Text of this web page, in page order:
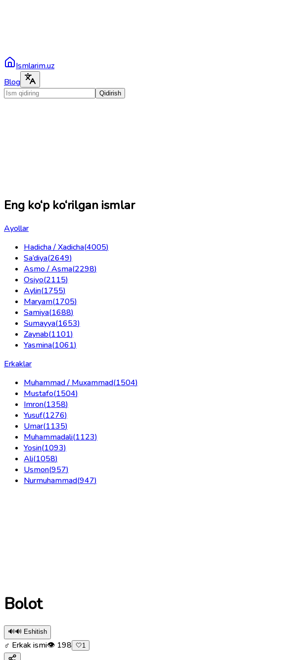
Ismlarim.uz
Blog
Qidirish
Eng ko‘p ko‘rilgan ismlar
Ayollar
Hadicha / Xadicha(4005)
Sa’diya(2649)
Asmo / Asma(2298)
Osiyo(2115)
Aylin(1755)
Maryam(1705)
Samiya(1688)
Sumayya(1653)
Zaynab(1101)
Yasmina(1061)
Erkaklar
Muhammad / Muxammad(1504)
Mustafo(1504)
Imron(1358)
Yusuf(1276)
Umar(1135)
Muhammadali(1123)
Yosin(1093)
Ali(1058)
Usmon(957)
Nurmuhammad(947)
Bolot
🔊🔊 Eshitish
♂ Erkak ismi👁 198 🤍1